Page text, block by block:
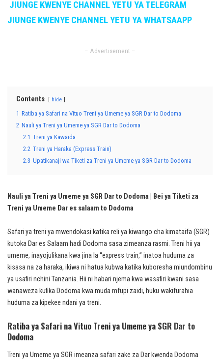
JIUNGE KWENYE CHANNEL YETU YA TELEGRAM
JIUNGE KWENYE CHANNEL YETU YA WHATSAAPP
– Advertisement –
Contents hide
1 Ratiba ya Safari na Vituo Treni ya Umeme ya SGR Dar to Dodoma
2 Nauli ya Treni ya Umeme ya SGR Dar to Dodoma
2.1 Treni ya Kawaida
2.2 Treni ya Haraka (Express Train)
2.3 Upatikanaji wa Tiketi za Treni ya Umeme ya SGR Dar to Dodoma
Nauli ya Treni ya Umeme ya SGR Dar to Dodoma | Bei ya Tiketi za
Treni ya Umeme Dar es salaam to Dodoma
Safari ya treni ya mwendokasi katika reli ya kiwango cha kimataifa (SGR)
kutoka Dar es Salaam hadi Dodoma sasa zimeanza rasmi. Treni hii ya
umeme, inayojulikana kwa jina la “express train,” inatoa huduma za
kisasa na za haraka, ikiwa ni hatua kubwa katika kuboresha miundombinu
ya usafiri nchini Tanzania. Hii ni habari njema kwa wasafiri kwani sasa
wanaweza kufika Dodoma kwa muda mfupi zaidi, huku wakifurahia
huduma za kipekee ndani ya treni.
Ratiba ya Safari na Vituo Treni ya Umeme ya SGR Dar to
Dodoma
Treni ya Umeme ya SGR imeanza safari zake za Dar kwenda Dodoma